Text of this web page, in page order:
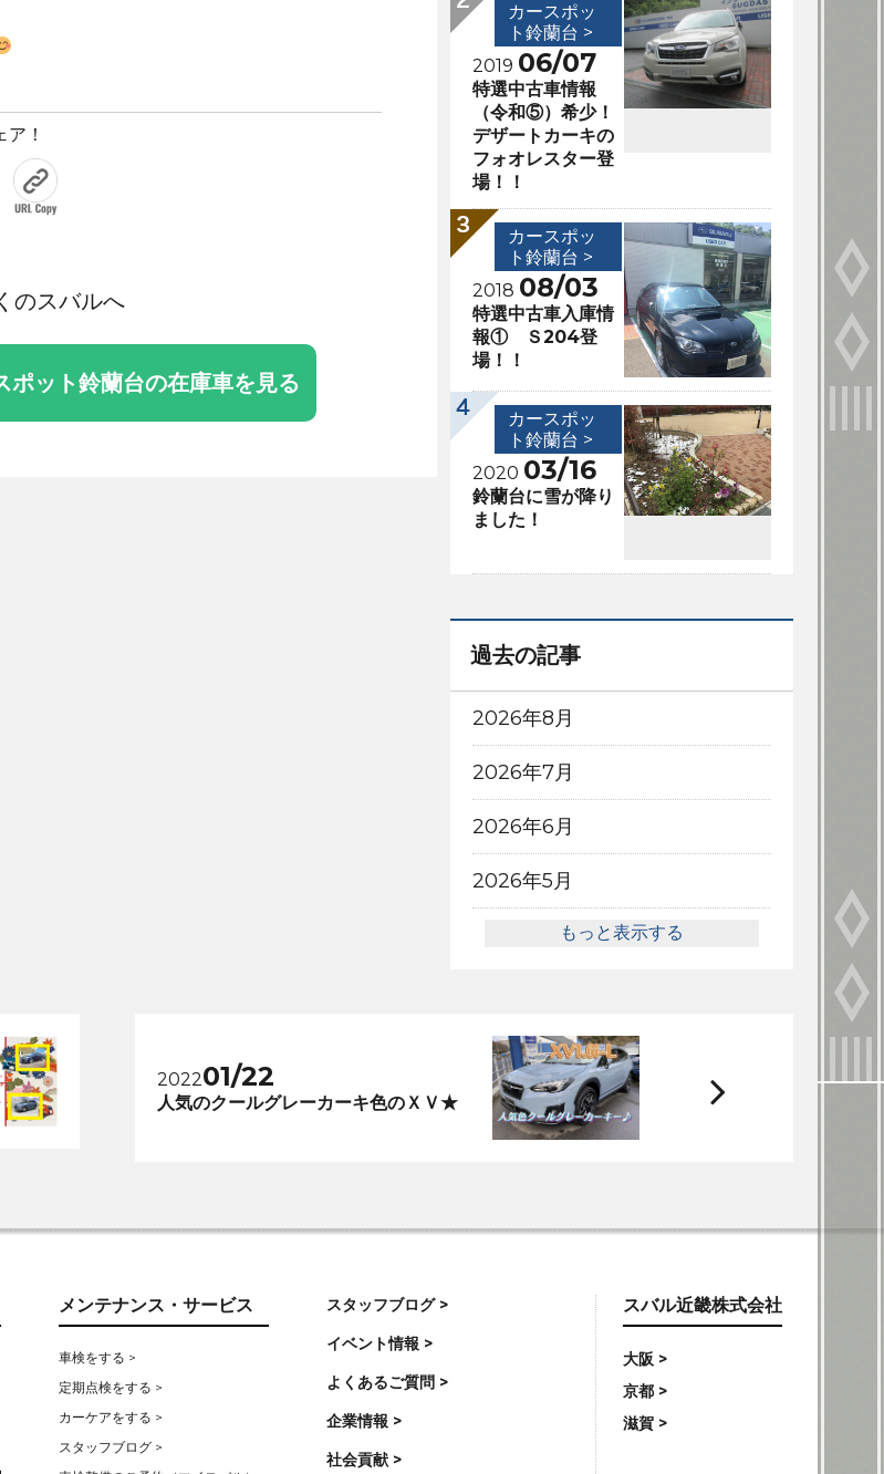
！
のスバルへ
ポット鈴蘭台の在庫車を見る
カースポッ
ト鈴蘭台 >
2019 06/07
特選中古車情報
（令和⑤）希少！
デザートカーキの
フォオレスター登
場！！
カースポッ
ト鈴蘭台 >
2018 08/03
特選中古車入庫情
報① Ｓ204登
場！！
カースポッ
ト鈴蘭台 >
2020 03/16
鈴蘭台に雪が降り
ました！
過去の記事
2026年8月
2026年7月
2026年6月
2026年5月
もっと表示する
202201/22
人気のクールグレーカーキ色のＸＶ★
次
メンテナンス・サービス
車検をする >
定期点検をする >
カーケアをする >
スタッフブログ >
スタッフブログ >
イベント情報 >
よくあるご質問 >
企業情報 >
社会貢献 >
スバル近畿株式会社
大阪 >
京都 >
滋賀 >